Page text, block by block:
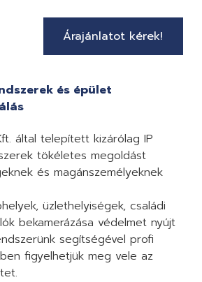
Árajánlatot kérek!
és épület
által telepített kizárólag IP
tökéletes megoldást
és magánszemélyeknek
üzlethelyiségek, családi
bekamerázása védelmet nyújt
segítségével profi
figyelhetjük meg vele az